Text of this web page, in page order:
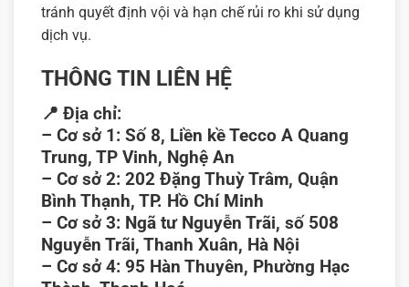
tránh quyết định vội và hạn chế rủi ro khi sử dụng
dịch vụ.
THÔNG TIN LIÊN HỆ
📍 Địa chỉ:
– Cơ sở 1: Số 8, Liền kề Tecco A Quang
Trung, TP Vinh, Nghệ An
– Cơ sở 2: 202 Đặng Thuỳ Trâm, Quận
Bình Thạnh, TP. Hồ Chí Minh
– Cơ sở 3: Ngã tư Nguyễn Trãi, số 508
Nguyễn Trãi, Thanh Xuân, Hà Nội
– Cơ sở 4: 95 Hàn Thuyên, Phường Hạc